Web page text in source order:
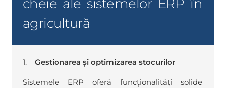
cheie ale sistemelor ERP în
agricultură
1. Gestionarea și optimizarea stocurilor
Sistemele ERP oferă funcționalități solide